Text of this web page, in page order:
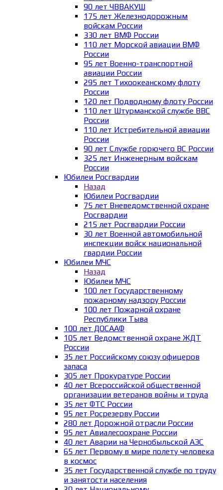
90 лет ЧВВАКУШ
175 лет Железнодорожным
войскам России
330 лет ВМФ России
110 лет Морской авиации ВМФ
России
95 лет Военно-транспортной
авиации России
295 лет Тихоокеанскому флоту
России
120 лет Подводному флоту России
110 лет Штурманской службе ВВС
России
110 лет Истребительной авиации
России
90 лет Службе горючего ВС России
325 лет Инженерным войскам
России
Юбилеи Росгвардии
Назад
Юбилеи Росгвардии
75 лет Вневедомственной охране
Росгвардии
215 лет Росгвардии России
30 лет Военной автомобильной
инспекции войск национальной
гвардии России
Юбилеи МЧС
Назад
Юбилеи МЧС
100 лет Государственному
пожарному надзору России
100 лет Пожарной охране
Республики Тыва
100 лет ДОСААФ
105 лет Ведомственной охране ЖДТ
России
35 лет Российскому союзу офицеров
запаса
305 лет Прокуратуре России
40 лет Всероссийской общественной
организации ветеранов войны и труда
35 лет ФТС России
95 лет Росрезерву России
280 лет Дорожной отрасли России
95 лет Авиалесоохране России
40 лет Аварии на Чернобыльской АЭС
65 лет Первому в мире полету человека
в космос
35 лет Государственной службе по труду
и занятости населения